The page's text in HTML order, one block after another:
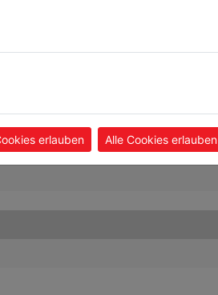
erlauben Alle Cookies erlauben